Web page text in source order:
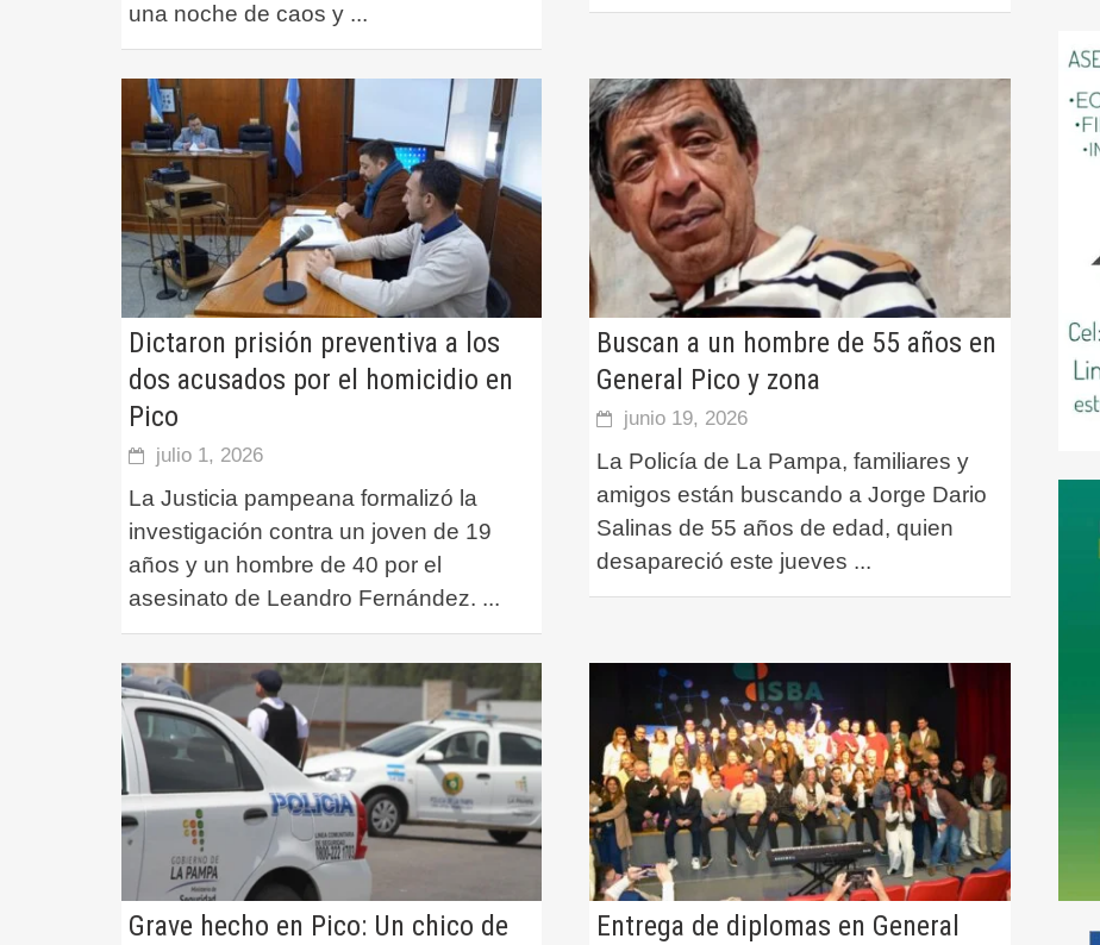
una noche de caos y ...
Dictaron prisión preventiva a los
dos acusados por el homicidio en
Pico
julio 1, 2026
La Justicia pampeana formalizó la
investigación contra un joven de 19
años y un hombre de 40 por el
asesinato de Leandro Fernández. ...
Buscan a un hombre de 55 años en
General Pico y zona
junio 19, 2026
La Policía de La Pampa, familiares y
amigos están buscando a Jorge Dario
Salinas de 55 años de edad, quien
desapareció este jueves ...
Grave hecho en Pico: Un chico de
Entrega de diplomas en General